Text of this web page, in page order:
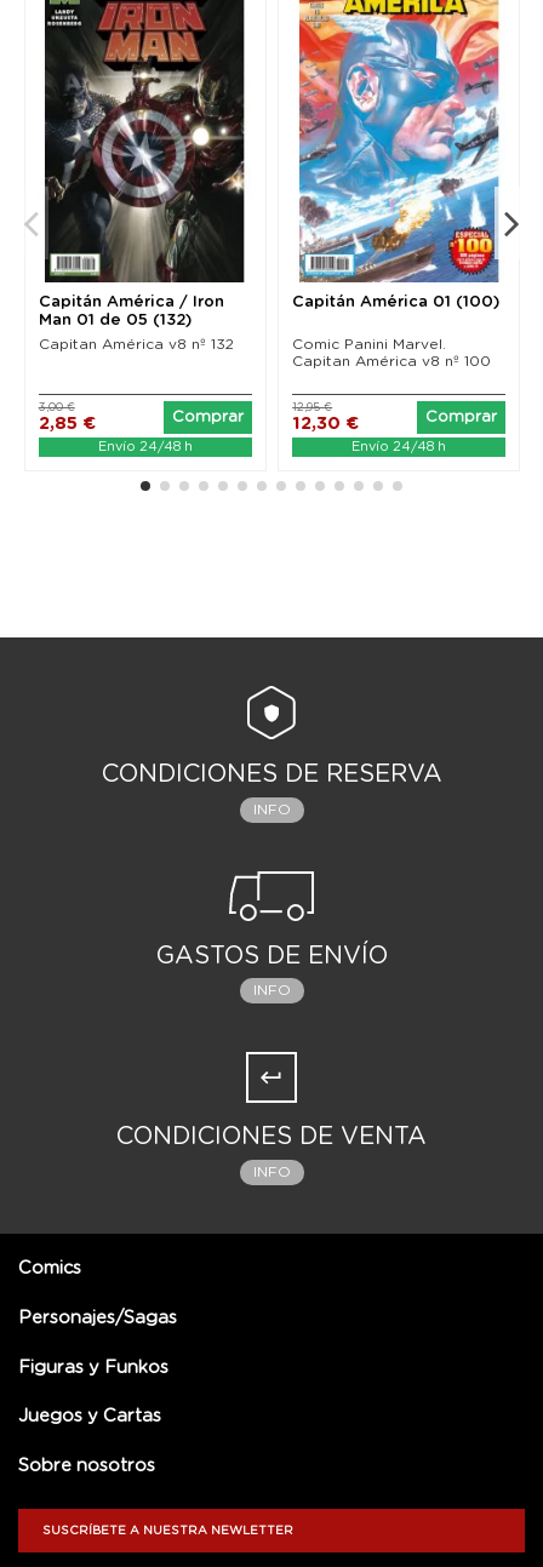
Capitán América / Iron
Man 01 de 05 (132)
Capitan América v8 nº 132
2,85 €
3,00 €
Comprar
Envío 24/48 h
Capitán América 01 (100)
Comic Panini Marvel.
Capitan América v8 nº 100
12,30 €
12,95 €
Comprar
Envío 24/48 h
CONDICIONES DE RESERVA
INFO
GASTOS DE ENVÍO
INFO
CONDICIONES DE VENTA
INFO
Comics
Personajes/Sagas
Figuras y Funkos
Juegos y Cartas
Sobre nosotros
SUSCRÍBETE A NUESTRA NEWLETTER